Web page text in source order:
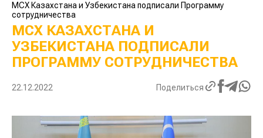
МСХ Казахстана и Узбекистана подписали Программу
сотрудничества
МСХ КАЗАХСТАНА И
УЗБЕКИСТАНА ПОДПИСАЛИ
ПРОГРАММУ СОТРУДНИЧЕСТВА
22.12.2022 Поделиться